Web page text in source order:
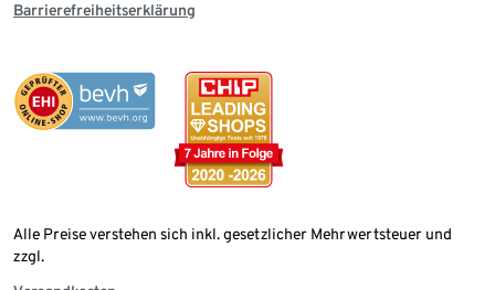
Barrierefreiheitserklärung
Alle Preise verstehen sich inkl. gesetzlicher Mehrwertsteuer und
zzgl.